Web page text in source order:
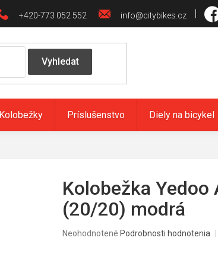
+420-773 052 552 info@citybikes.cz
Kolobežky Príslušenstvo Diely na bicykel
Kolobežka Yedoo
(20/20) modrá
Priemerné
Neohodnotené Podrobnosti hodnotenia